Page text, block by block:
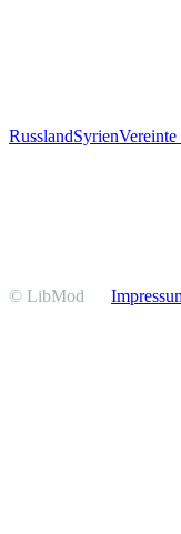
RusslandSyrien
© LibMod